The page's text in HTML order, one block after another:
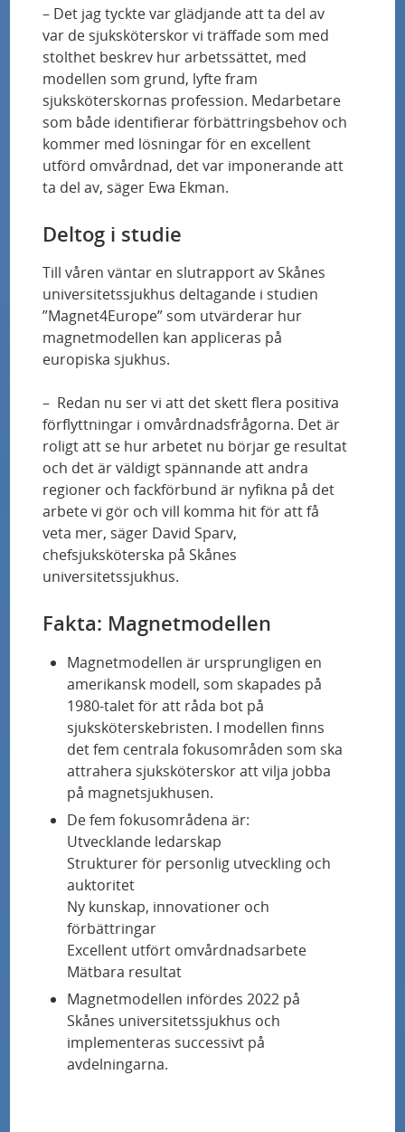
patienter med hjärtbesvär
Ny kunskap om var åderförfettningsplack
brister
Därför kan barn behöva lära sig leva med
långvarig smärta
avancerad läkemedelsbehandling i hemmet
Embryo- och dubbeldonationer ska hjälpa fler
att bli gravida
Orsaker till artros kartläggs i ny biobank
Genterapi gav goda resultat för patienter
med blödarsjuka
Samband mellan selenbrist och hjärtsvikt
Sepsis – lika vanligt som cancer, lika dödligt
som hjärtinfarkt
bakom andfåddhet
Alzhemeimerforskare får 33 miljoner i anslag
Ny studie: Virus med betydelse för utveckling
av typ 1-diabetes
Han blir en av landets första certifierade
barnradiologer
Snabbspår för diagnos ökar chanserna för
cancersjuka
”Vi vet mycket om det rent medicinska – jag
vill ta reda på hur det upplevs av kvinnorna”
Flest barnundersökningar i Europa med
skiktröntgen som ger lägre stråldos
– Det jag tyckte var glädjande att ta del av
var de sjuksköterskor vi träffade som med
stolthet beskrev hur arbetssättet, med
modellen som grund, lyfte fram
sjuksköterskornas profession. Medarbetare
som både identifierar förbättringsbehov och
kommer med lösningar för en excellent
utförd omvårdnad, det var imponerande att
ta del av, säger Ewa Ekman.
Deltog i studie
Till våren väntar en slutrapport av Skånes
universitetssjukhus deltagande i studien
”Magnet4Europe” som utvärderar hur
magnetmodellen kan appliceras på
europiska sjukhus.
– Redan nu ser vi att det skett flera positiva
förflyttningar i omvårdnadsfrågorna. Det är
roligt att se hur arbetet nu börjar ge resultat
och det är väldigt spännande att andra
regioner och fackförbund är nyfikna på det
arbete vi gör och vill komma hit för att få
veta mer, säger David Sparv,
chefsjuksköterska på Skånes
universitetssjukhus.
Fakta: Magnetmodellen
Magnetmodellen är ursprungligen en
amerikansk modell, som skapades på
1980-talet för att råda bot på
sjuksköterskebristen. I modellen finns
det fem centrala fokusområden som ska
attrahera sjuksköterskor att vilja jobba
på magnetsjukhusen.
De fem fokusområdena är:
Utvecklande ledarskap
Strukturer för personlig utveckling och
auktoritet
Ny kunskap, innovationer och
förbättringar
Excellent utfört omvårdnadsarbete
Mätbara resultat
Magnetmodellen infördes 2022 på
Skånes universitetssjukhus och
implementeras successivt på
avdelningarna.